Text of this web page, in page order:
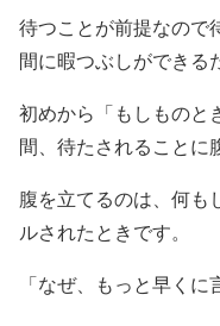
待つことが前提なので
間に暇つぶしができる
初めから「もしものと
間、待たされることに
腹を立てるのは、何も
ルされたときです。
「なぜ、もっと早くに